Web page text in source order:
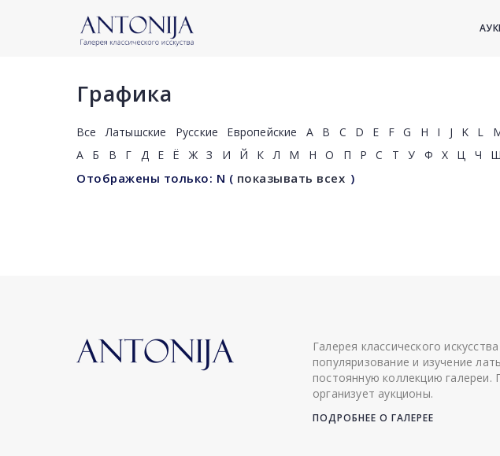
Графика
Все Латышские Русские Европейские A B C D E F G H I J K L
А
Б В Г Д Е Ё Ж З И Й К Л М Н О П Р С Т У Ф Х Ц Ч Ш
Отображены только: N ( показывать всех )
Галерея классического
популяризование и изучение
постоянную коллекцию
организует аукционы.
ПОДРОБНЕЕ О ГАЛЕРЕЕ